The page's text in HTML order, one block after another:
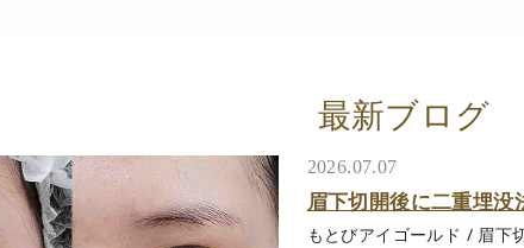
最新ブログ
2026.07.07
眉下切開後に二重埋没
もとびアイゴールド / 眉下